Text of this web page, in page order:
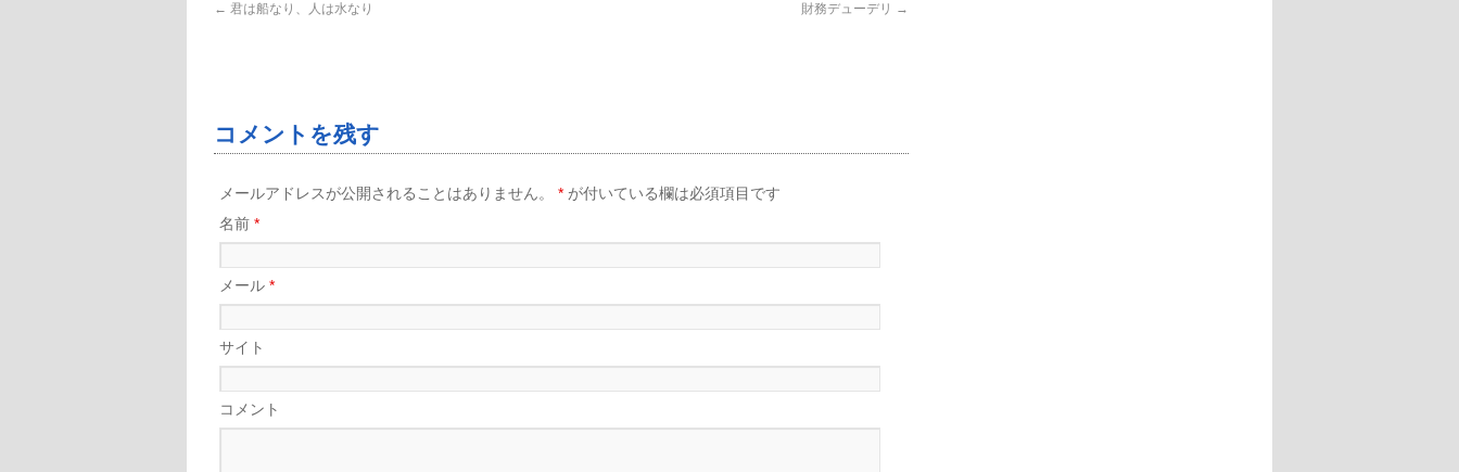
← 君は船なり、人は水なり 財務デューデリ →
コメントを残す
メールアドレスが公開されることはありません。 * が付いている欄は必須項目です
名前 *
メール *
サイト
コメント